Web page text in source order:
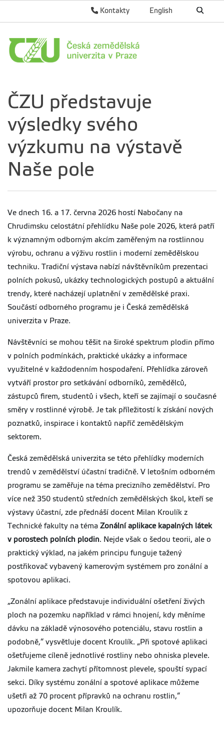
English
Kontakty
ČZU představuje
výsledky svého
výzkumu na výstavě
Naše pole
Ve dnech 16. a 17. června 2026 hostí Nabočany na
Chrudimsku celostátní přehlídku Naše pole 2026, která patří
k významným odborným akcím zaměřeným na rostlinnou
výrobu, ochranu a výživu rostlin i moderní zemědělskou
techniku. Tradiční výstava nabízí návštěvníkům prezentaci
polních pokusů, ukázky technologických postupů a aktuální
trendy, které nacházejí uplatnění v zemědělské praxi.
Součástí odborného programu je i Česká zemědělská
univerzita v Praze.
Návštěvníci se mohou těšit na široké spektrum plodin přímo
v polních podmínkách, praktické ukázky a informace
využitelné v každodenním hospodaření. Přehlídka zároveň
vytváří prostor pro setkávání odborníků, zemědělců,
zástupců firem, studentů i všech, kteří se zajímají o současné
směry v rostlinné výrobě. Je tak příležitostí k získání nových
poznatků, inspirace i kontaktů napříč zemědělským
sektorem.
Česká zemědělská univerzita se této přehlídky moderních
trendů v zemědělství účastní tradičně. V letošním odborném
programu se zaměřuje na téma precizního zemědělství. Pro
více než 350 studentů středních zemědělských škol, kteří se
výstavy účastní, zde přednáší docent Milan Kroulík z
Technické fakulty na téma Zonální aplikace kapalných látek
v porostech polních plodin. Nejde však o šedou teorii, ale o
praktický výklad, na jakém principu funguje tažený
postřikovač vybavený kamerovým systémem pro zonální a
spotovou aplikaci.
„Zonální aplikace představuje individuální ošetření živých
ploch na pozemku například v rámci hnojení, kdy měníme
dávku na základě výnosového potenciálu, stavu rostlin a
podobně,“ vysvětluje docent Kroulík. „Při spotové aplikaci
ošetřujeme cíleně jednotlivé rostliny nebo ohniska plevele.
Jakmile kamera zachytí přítomnost plevele, spouští sypací
sekci. Díky systému zonální a spotové aplikace můžeme
ušetři až 70 procent přípravků na ochranu rostlin,“
upozorňuje docent Milan Kroulík.